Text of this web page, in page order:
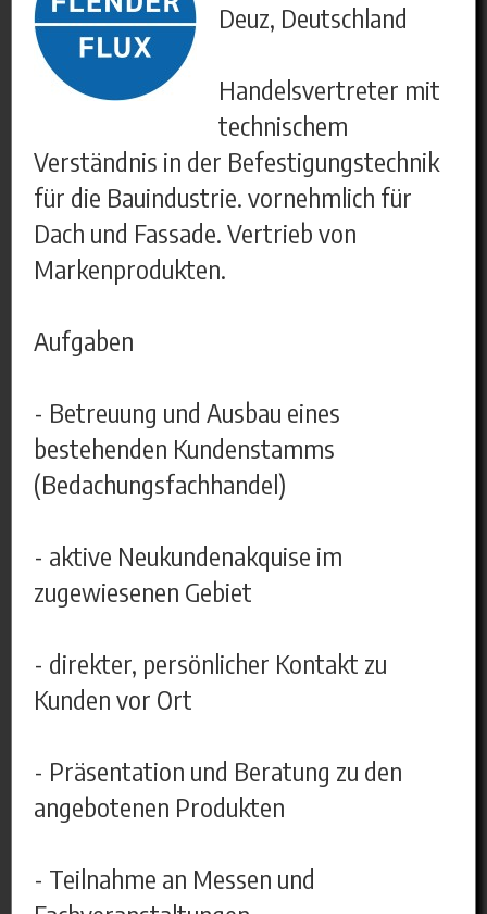
Deuz, Deutschland
Handelsvertreter mit
technischem
Verständnis in der Befestigungstechnik
für die Bauindustrie. vornehmlich für
Dach und Fassade. Vertrieb von
Markenprodukten.
Aufgaben
- Betreuung und Ausbau eines
bestehenden Kundenstamms
(Bedachungsfachhandel)
- aktive Neukundenakquise im
zugewiesenen Gebiet
- direkter, persönlicher Kontakt zu
Kunden vor Ort
- Präsentation und Beratung zu den
angebotenen Produkten
- Teilnahme an Messen und